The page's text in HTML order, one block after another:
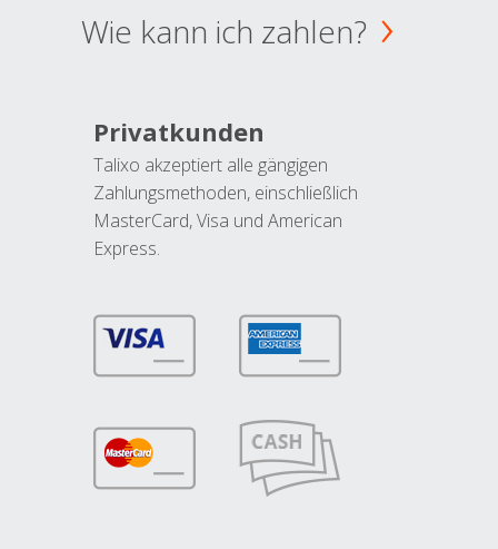
Wie kann ich zahlen?
Privatkunden
Talixo akzeptiert alle gängigen
Zahlungsmethoden, einschließlich
MasterCard, Visa und American
Express.